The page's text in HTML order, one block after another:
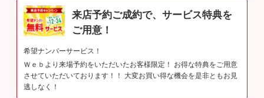
来店予約ご成約で、サービス特典を
ご用意！
希望ナンバーサービス！
Ｗｅｂより来場予約をいただいたお客様限定！ お得な特典をご用意
させていただいております！！ 大変お買い得な機会を是非ともお見
逃しなく！